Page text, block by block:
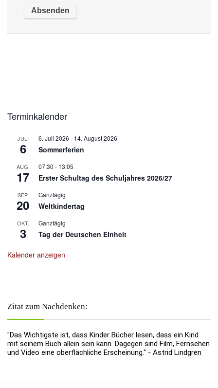
Terminkalender
JULI
6
6. Juli 2026 - 14. August 2026
Sommerferien
AUG.
17
07:30 - 13:05
Erster Schultag des Schuljahres 2026/27
SEP.
20
Ganztägig
Weltkindertag
OKT.
3
Ganztägig
Tag der Deutschen Einheit
Kalender anzeigen
Zitat zum Nachdenken:
"Das Wichtigste ist, dass Kinder Bücher lesen, dass ein Kind
mit seinem Buch allein sein kann. Dagegen sind Film, Fernsehen
und Video eine oberflächliche Erscheinung." - Astrid Lindgren